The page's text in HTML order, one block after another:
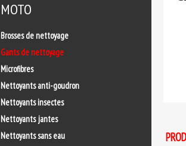
MOTO
Brosses de nettoyage
Gants de nettoyage
Microfibres
Nettoyants anti-goudron
Nettoyants insectes
Nettoyants jantes
Nettoyants sans eau